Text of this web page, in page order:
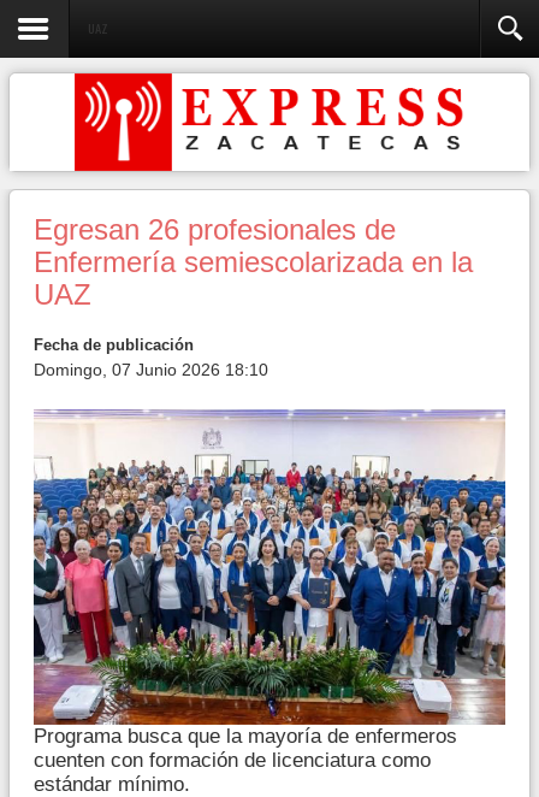
UAZ
Egresan 26 profesionales de
Enfermería semiescolarizada en la
UAZ
Fecha de publicación
Domingo, 07 Junio 2026 18:10
Programa busca que la mayoría de enfermeros
cuenten con formación de licenciatura como
estándar mínimo.